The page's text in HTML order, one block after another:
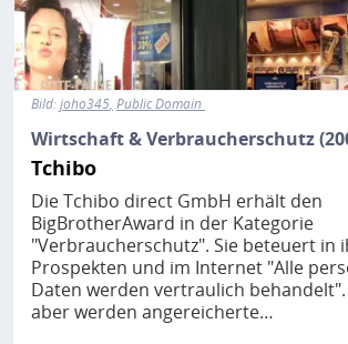
Bild:joho345 Public Domain
Wirtschaft & Verbraucherschutz
Tchibo
Die Tchibo direct GmbH erhält den
BigBrotherAward in der Kategorie
"Verbraucherschutz". Sie beteuert in
Prospekten und im Internet "Alle
Daten werden vertraulich
aber werden angereicherte…